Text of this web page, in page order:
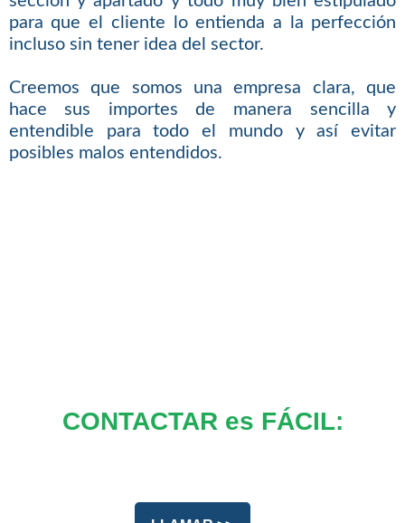
para que el cliente lo entienda a la perfección
incluso sin tener idea del sector.
Creemos que somos una empresa clara, que
hace sus importes de manera sencilla y
entendible para todo el mundo y así evitar
posibles malos entendidos.
CONTACTAR es FÁCIL: